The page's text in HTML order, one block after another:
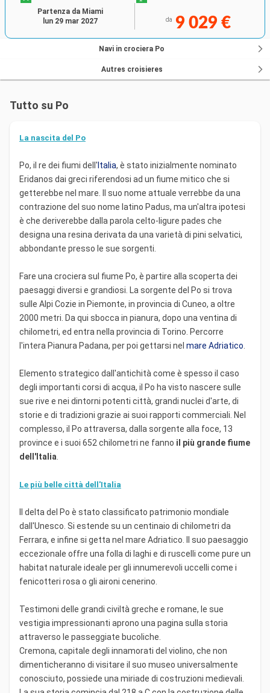
da 9 029 €
Partenza da Miami
lun 29 mar 2027
Navi in crociera Po
Autres croisieres
Tutto su Po
La nascita del Po
Po, il re dei fiumi dell' Italia, è stato inizialmente nominato
Eridanos dai greci riferendosi ad un fiume mitico che si
getterebbe nel mare. Il suo nome attuale verrebbe da una
contrazione del suo nome latino Padus, ma un'altra ipotesi
è che deriverebbe dalla parola celto-ligure pades che
designa una resina derivata da una varietà di pini selvatici,
abbondante presso le sue sorgenti.
Fare una crociera sul fiume Po, è partire alla scoperta dei
paesaggi diversi e grandiosi. La sorgente del Po si trova
sulle Alpi Cozie in Piemonte, in provincia di Cuneo, a oltre
2000 metri. Da qui sbocca in pianura, dopo una ventina di
chilometri, ed entra nella provincia di Torino. Percorre
l'intera Pianura Padana, per poi gettarsi nel mare Adriatico
Elemento strategico dall'antichità come è spesso il caso
degli importanti corsi di acqua, il Po ha visto nascere sulle
sue rive e nei dintorni potenti città, grandi nuclei d'arte, di
storie e di tradizioni grazie ai suoi rapporti commerciali. Nel
complesso, il Po attraversa, dalla sorgente alla foce, 13
province e i suoi 652 chilometri ne fanno il più grande fiume
dell'Italia
Le più belle città dell'Italia
Il delta del Po è stato classificato patrimonio mondiale
dall'Unesco. Si estende su un centinaio di chilometri da
Ferrara, e infine si getta nel mare Adriatico. Il suo paesaggio
eccezionale offre una folla di laghi e di ruscelli come pure un
habitat naturale ideale per gli innumerevoli uccelli come i
fenicotteri rosa o gli aironi cenerino.
Testimoni delle grandi civiltà greche e romane, le sue
vestigia impressionanti aprono una pagina sulla storia
attraverso le passeggiate bucoliche.
Cremona, capitale degli innamorati del violino, che non
dimenticheranno di visitare il suo museo universalmente
conosciuto, possiede una miriade di costruzioni medievali.